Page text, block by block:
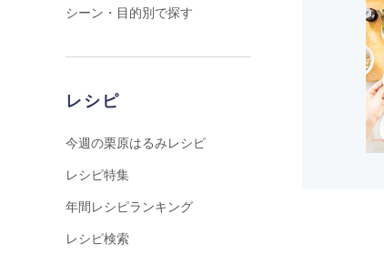
シーン・目的別で探す
レシピ
今週の栗原はるみレシピ
レシピ特集
年間レシピランキング
レシピ検索